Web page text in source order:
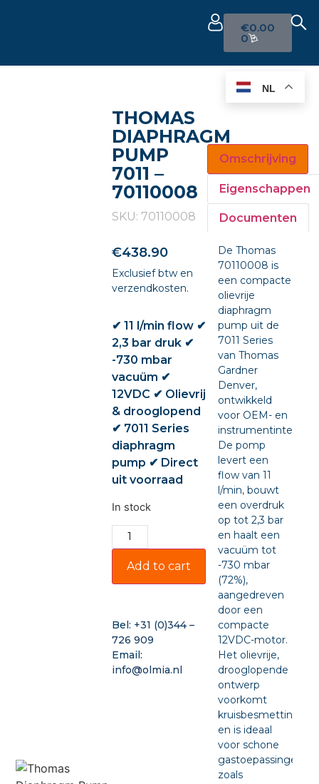
€0.00
0
THOMAS
DIAPHRAGM
PUMP
7011 –
70110008
SKU: 70110008
€438.90
Exclusief btw en
verzendkosten.
✔ 11 l/min flow ✔
2,3 bar druk ✔
-730 mbar
vacuüm ✔
12VDC ✔ Olievrij
& drooglopend
✔ 7011 Series
diaphragm
pump ✔ Direct
uit voorraad
In stock
Add to cart
Bel: +31 (0)344 –
726 909
Email:
info@olmia.nl
Omschrijving
Eigenschappen
Documenten
De Thomas
70110008 is
een compacte
olievrije
diaphragm
pump uit de
7011 Series
van Thomas
Gardner
Denver,
ontwikkeld
voor OEM- en
De pomp
levert een
flow van 11
l/min, bouwt
een overdruk
op tot 2,3 bar
en haalt een
vacuüm tot
-730 mbar
(72%),
aangedreven
door een
compacte
12VDC-motor.
Het olievrije,
drooglopende
ontwerp
voorkomt
kruisbesmetting
en is ideaal
voor schone
gastoepassingen
zoals
NL